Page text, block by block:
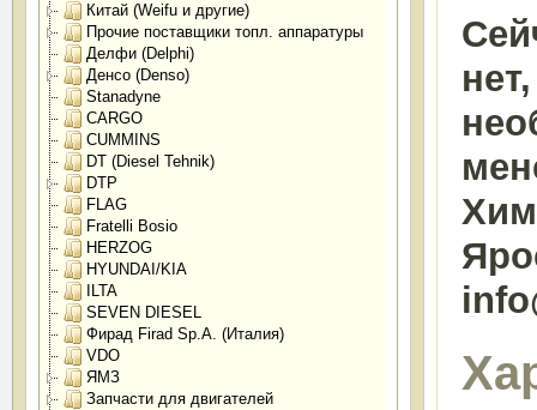
Китай (Weifu и другие)
Прочие поставщики топл. аппаратуры
Делфи (Delphi)
Денсо (Denso)
Stanadyne
CARGO
CUMMINS
DT (Diesel Tehnik)
DTP
FLAG
Fratelli Bosio
HERZOG
HYUNDAI/KIA
ILTA
SEVEN DIESEL
Фирад Firad Sp.A. (Италия)
VDO
ЯМЗ
Запчасти для двигателей